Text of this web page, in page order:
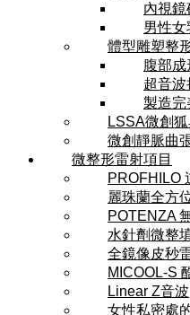
內視
男性
體型雕塑整
腹部成
超音
製造完
LSSA微創
微創靜脈曲
微整形雷射項目
PROFHILO
麗珠蘭全方
POTENZA
水針劑微整
全鏡像皮秒
MICOOL-S
Linear Z音波
女性私密處